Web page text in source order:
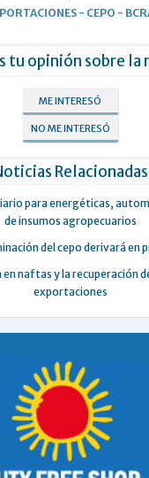
- CEPO -
tu opinión sobre la
ME INTERESÓ
NO ME INTERESÓ
Relacionadas
para energéticas,
de insumos agropecuarios
del cepo derivará en
naftas y la recuperación
exportaciones